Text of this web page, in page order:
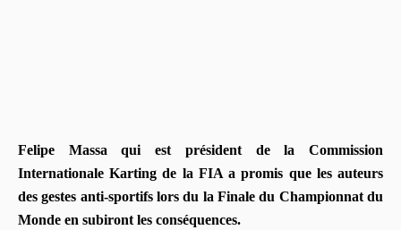
Felipe Massa qui est président de la Commission
Internationale Karting de la FIA a promis que les auteurs
des gestes anti-sportifs lors du la Finale du Championnat du
Monde en subiront les conséquences.